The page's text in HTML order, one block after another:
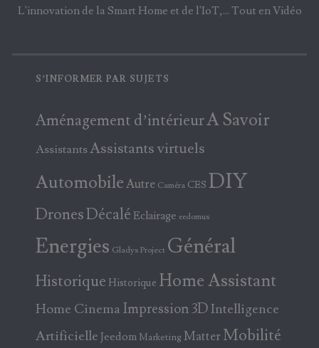
L'innovation de la Smart Home et de l'IoT,... Tout en Vidéo
S’INFORMER PAR SUJETS
Aménagement d’intérieurA Savoir
AssistantsAssistants virtuels
AutomobileAutre Caméra CES DIY
DronesDécalé Eclairage eedomus
Energies Gladys Project Général
Historique Historique Home Assistant
Home Cinema Impression 3DIntelligence
Artificielle Jeedom Marketing Matter Mobilité